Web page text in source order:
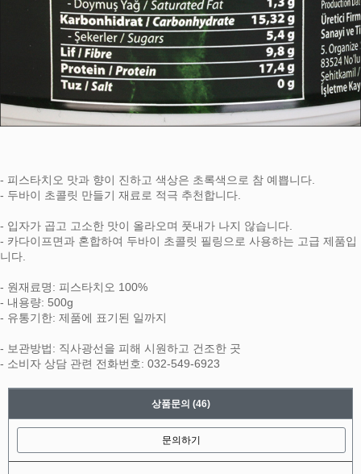
- 피스타치오 맛과 향이 진하고 색상은 초록색으로 참 예쁩니다.
- 두바이 초콜릿 만들기 재료로 적극 추천합니다.
- 입자가 곱고 고소한 맛이 올라오며 풋내가 나지 않습니다.
- 카다이프면과 혼합하여 두바이 초콜릿 필링으로 사용하는 고급 제품입
니다.
- 원재료명: 피스타치오 100%
- 내용량: 500g
- 유통기한: 제품에 표기된 일까지
- 보관방법: 직사광선을 피해 시원하고 건조한 곳
- 소비자 상담 관련 전화번호: 032-549-6923
상품문의 (46)
문의하기